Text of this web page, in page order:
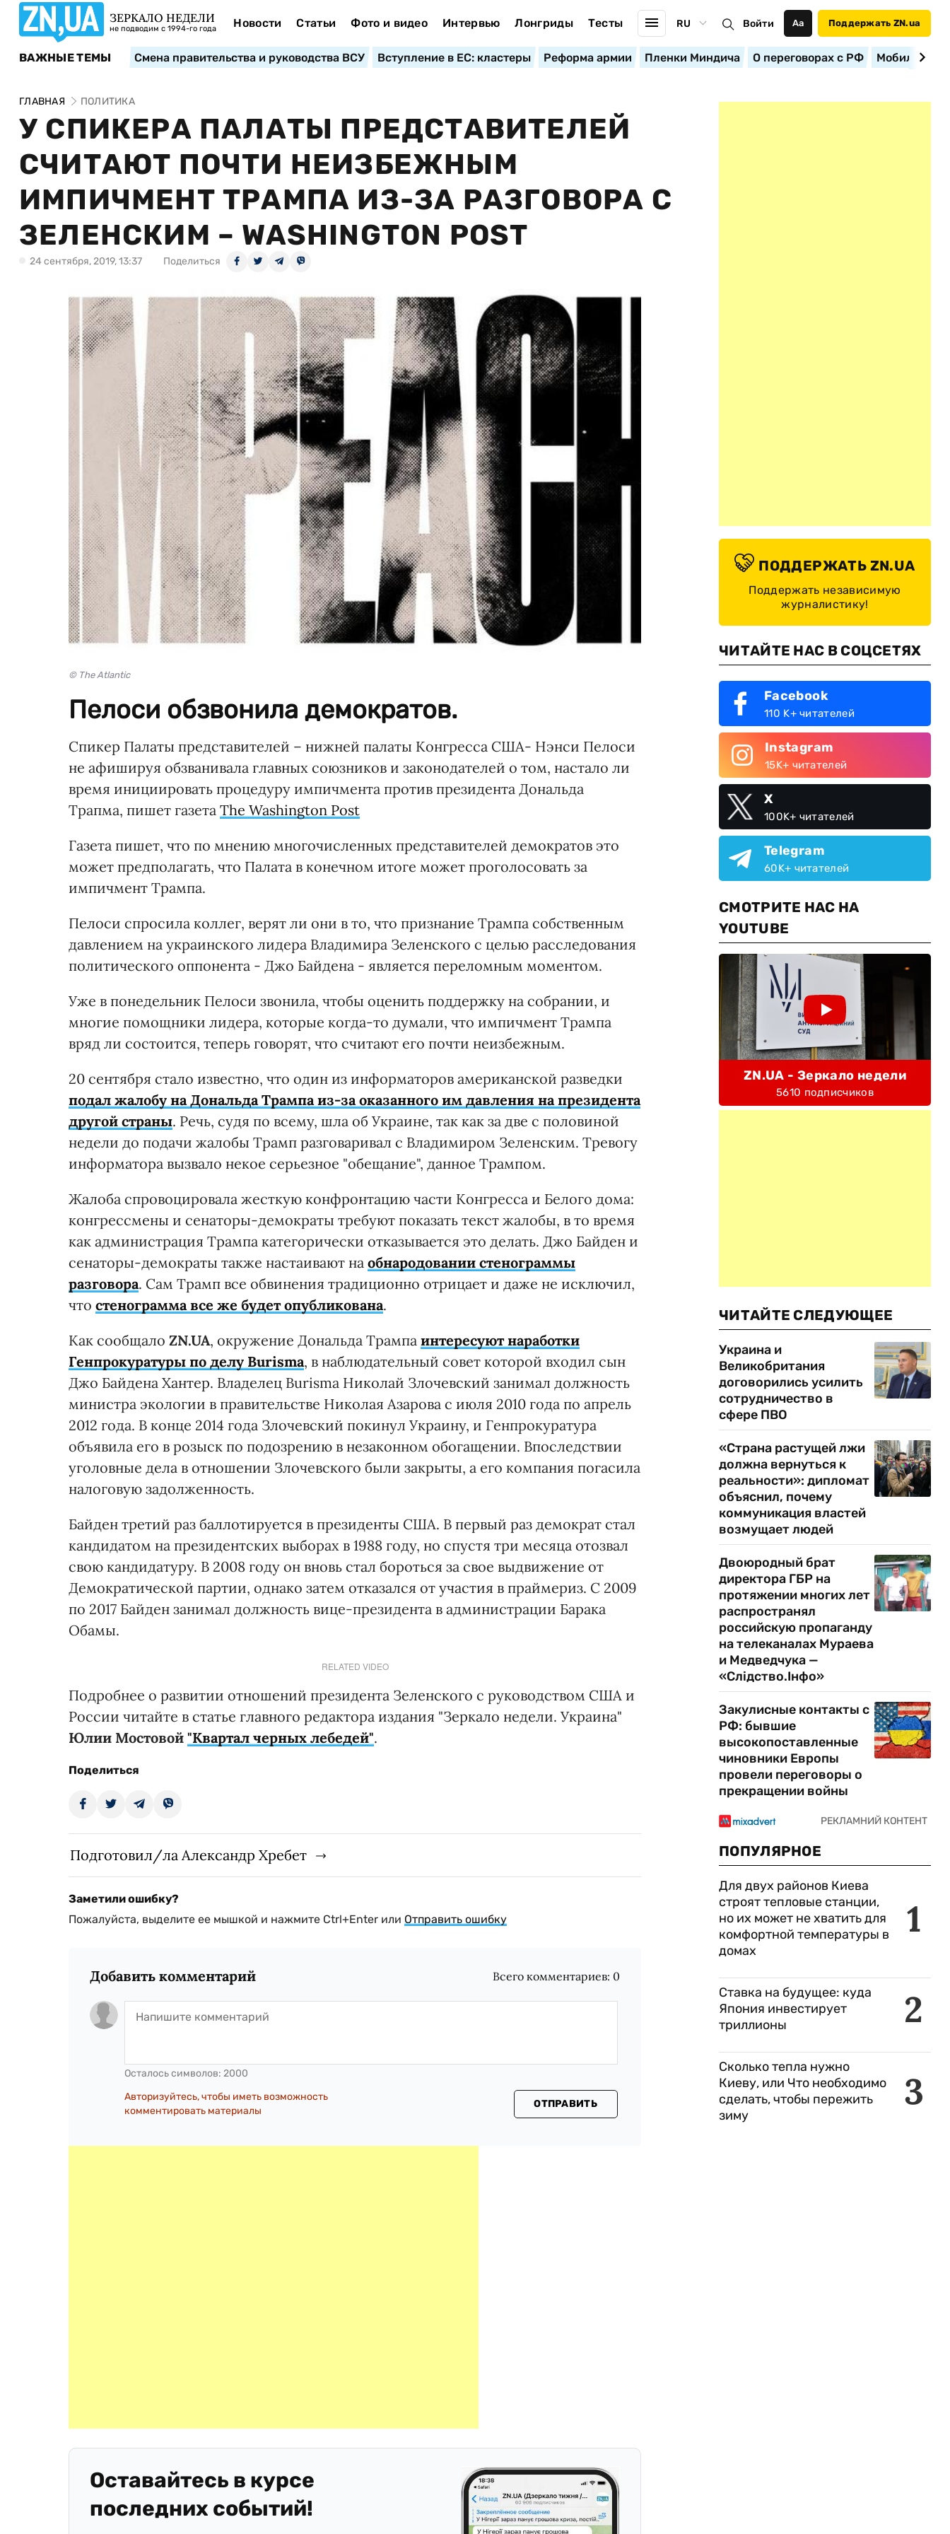
ЗЕРКАЛО НЕДЕЛИ
не подводим с 1994-го года Новости Статьи Фото и видео Интервью Лонгриды Тесты RU Войти Аа Поддержать ZN.ua
ВАЖНЫЕ ТЕМЫ Смена правительства и руководства ВСУ Вступление в ЕС: кластеры Реформа армии Пленки Миндича О переговорах с РФ
ГЛАВНАЯ ПОЛИТИКА
У СПИКЕРА ПАЛАТЫ ПРЕДСТАВИТЕЛЕЙ
СЧИТАЮТ ПОЧТИ НЕИЗБЕЖНЫМ
ИМПИЧМЕНТ ТРАМПА ИЗ-ЗА РАЗГОВОРА С
ЗЕЛЕНСКИМ – WASHINGTON POST
24 сентября, 2019, 13:37 Поделиться
© The Atlantic
Пелоси обзвонила демократов.
Спикер Палаты представителей – нижней палаты Конгресса США- Нэнси Пелоси
не афишируя обзванивала главных союзников и законодателей о том, настало ли
время инициировать процедуру импичмента против президента Дональда
Трапма, пишет газета The Washington Post
Газета пишет, что по мнению многочисленных представителей демократов это
может предполагать, что Палата в конечном итоге может проголосовать за
импичмент Трампа.
Пелоси спросила коллег, верят ли они в то, что признание Трампа собственным
давлением на украинского лидера Владимира Зеленского с целью расследования
политического оппонента - Джо Байдена - является переломным моментом.
Уже в понедельник Пелоси звонила, чтобы оценить поддержку на собрании, и
многие помощники лидера, которые когда-то думали, что импичмент Трампа
вряд ли состоится, теперь говорят, что считают его почти неизбежным.
20 сентября стало известно, что один из информаторов американской разведки
подал жалобу на Дональда Трампа из-за оказанного им давления на президента
другой страны. Речь, судя по всему, шла об Украине, так как за две с половиной
недели до подачи жалобы Трамп разговаривал с Владимиром Зеленским. Тревогу
информатора вызвало некое серьезное "обещание", данное Трампом.
Жалоба спровоцировала жесткую конфронтацию части Конгресса и Белого дома:
конгрессмены и сенаторы-демократы требуют показать текст жалобы, в то время
как администрация Трампа категорически отказывается это делать. Джо Байден и
сенаторы-демократы также настаивают на обнародовании стенограммы
разговора. Сам Трамп все обвинения традиционно отрицает и даже не исключил,
что стенограмма все же будет опубликована.
Как сообщало ZN.UA, окружение Дональда Трампа интересуют наработки
Генпрокуратуры по делу Burisma, в наблюдательный совет которой входил сын
Джо Байдена Хантер. Владелец Burisma Николай Злочевский занимал должность
министра экологии в правительстве Николая Азарова с июля 2010 года по апрель
2012 года. В конце 2014 года Злочевский покинул Украину, и Генпрокуратура
объявила его в розыск по подозрению в незаконном обогащении. Впоследствии
уголовные дела в отношении Злочевского были закрыты, а его компания погасила
налоговую задолженность.
Байден третий раз баллотируется в президенты США. В первый раз демократ стал
кандидатом на президентских выборах в 1988 году, но спустя три месяца отозвал
свою кандидатуру. В 2008 году он вновь стал бороться за свое выдвижение от
Демократической партии, однако затем отказался от участия в праймериз. С 2009
по 2017 Байден занимал должность вице-президента в администрации Барака
Обамы.
RELATED VIDEO
Подробнее о развитии отношений президента Зеленского с руководством США и
России читайте в статье главного редактора издания "Зеркало недели. Украина"
Юлии Мостовой "Квартал черных лебедей".
Поделиться
Подготовил/ла Александр Хребет
Заметили ошибку?
Пожалуйста, выделите ее мышкой и нажмите Ctrl+Enter или Отправить ошибку
Добавить комментарий Всего комментариев: 0
Осталось символов: 2000
Авторизуйтесь, чтобы иметь возможность
комментировать материалы
ОТПРАВИТЬ
Оставайтесь в курсе
последних событий!
ПОДДЕРЖАТЬ ZN.UA
Поддержать независимую
журналистику!
ЧИТАЙТЕ НАС В СОЦСЕТЯХ
Facebook
110 K+ читателей
Instagram
15K+ читателей
X
100K+ читателей
Telegram
60K+ читателей
СМОТРИТЕ НАС НА
YOUTUBE
ZN.UA - Зеркало недели
5610 подписчиков
ЧИТАЙТЕ СЛЕДУЮЩЕЕ
Украина и
Великобритания
договорились усилить
сотрудничество в
сфере ПВО
«Страна растущей лжи
должна вернуться к
реальности»: дипломат
объяснил, почему
коммуникация властей
возмущает людей
Двоюродный брат
директора ГБР на
протяжении многих лет
распространял
российскую пропаганду
на телеканалах Мураева
и Медведчука —
«Слідство.Інфо»
Закулисные контакты с
РФ: бывшие
высокопоставленные
чиновники Европы
провели переговоры о
прекращении войны
ПОПУЛЯРНОЕ
1
Для двух районов Киева
строят тепловые станции,
но их может не хватить для
комфортной температуры в
домах
2
Ставка на будущее: куда
Япония инвестирует
триллионы
3
Сколько тепла нужно
Киеву, или Что необходимо
сделать, чтобы пережить
зиму